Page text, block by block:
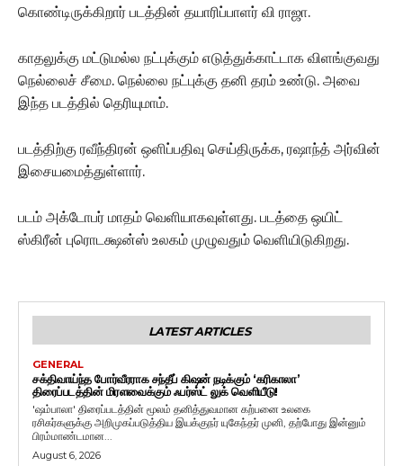
கொண்டிருக்கிறார் படத்தின் தயாரிப்பாளர் வி ராஜா.
காதலுக்கு மட்டுமல்ல நட்புக்கும் எடுத்துக்காட்டாக விளங்குவது
நெல்லைச் சீமை. நெல்லை நட்புக்கு தனி தரம் உண்டு. அவை
இந்த படத்தில் தெரியுமாம்.
படத்திற்கு ரவீந்திரன் ஒளிப்பதிவு செய்திருக்க, ரஷாந்த் அர்வின்
இசையமைத்துள்ளார்.
படம் அக்டோபர் மாதம் வெளியாகவுள்ளது. படத்தை ஒயிட்
ஸ்கிரீன் புரொடக்ஷன்ஸ் உலகம் முழுவதும் வெளியிடுகிறது.
LATEST ARTICLES
GENERAL
சக்திவாய்ந்த போர்வீரராக சந்தீப் கிஷன் நடிக்கும் ‘கரிகாலா’
திரைப்படத்தின் மிரளவைக்கும் ஃபர்ஸ்ட் லுக் வெளியீடு!
'ஷம்பாலா' திரைப்படத்தின் மூலம் தனித்துவமான கற்பனை உலகை
ரசிகர்களுக்கு அறிமுகப்படுத்திய இயக்குநர் யுகேந்தர் முனி, தற்போது இன்னும்
பிரம்மாண்டமான...
August 6, 2026